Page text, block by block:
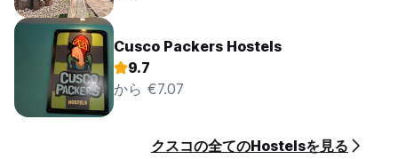
Cusco Packers Hostels
9.7
から €7.07
クスコの全てのHostelsを見る